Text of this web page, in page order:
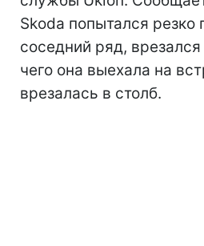
Skoda попытался резко
соседний ряд,
чего она выехала на
врезалась в столб.